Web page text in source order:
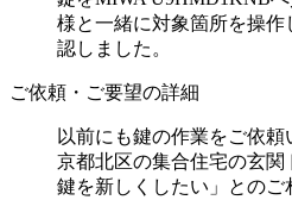
様と一緒に対象箇所を操
認しました。
ご依頼・ご要望の詳細
以前にも鍵の作業をご依
京都北区の集合住宅の玄
鍵を新しくしたい」との